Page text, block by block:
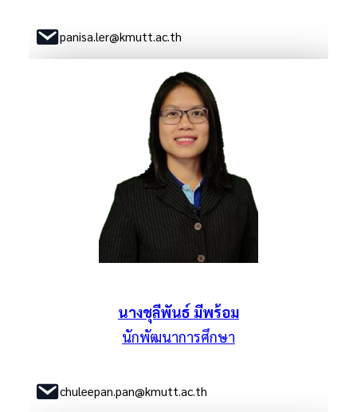
panisa.ler@kmutt.ac.th
นางชุลีพันธ์ มีพร้อม
นักพัฒนาการศึกษา
chuleepan.pan@kmutt.ac.th